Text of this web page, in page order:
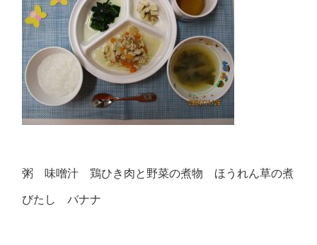
粥 味噌汁 鶏ひき肉と野菜の煮物 ほうれん草の煮
びたし バナナ